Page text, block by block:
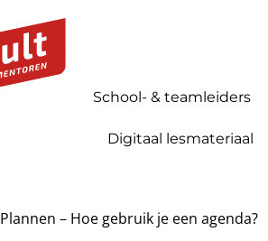
School- & teamleiders
Digitaal lesmateriaal
Plannen – Hoe gebruik je een agenda?